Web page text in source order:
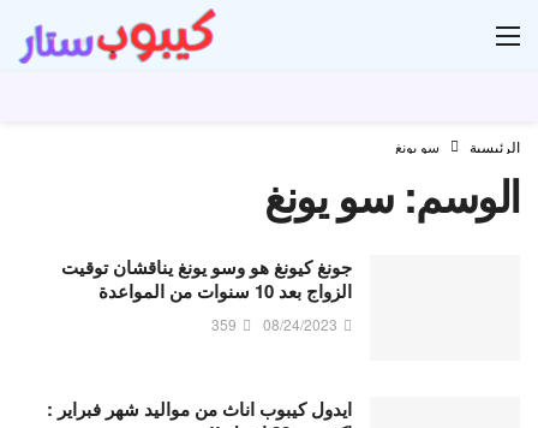
الرئيسية سو يونغ
الوسم:سو يونغ
جونغ كيونغ هو وسو يونغ يناقشان توقيت
الزواج بعد 10 سنوات من المواعدة
08/24/2023
359
ايدول كيبوب اناث من مواليد شهر فبراير :